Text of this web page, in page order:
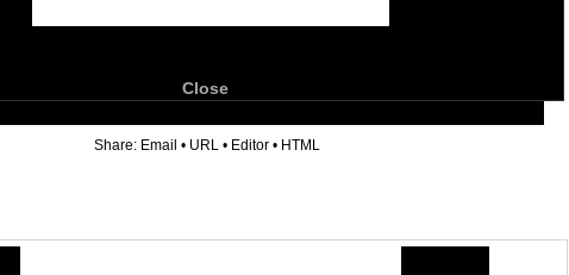
Close
Share: Email • URL • Editor • HTML